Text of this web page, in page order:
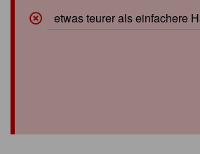
etwas teurer als einfachere